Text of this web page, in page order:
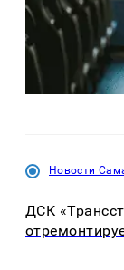
Новости
ДСК